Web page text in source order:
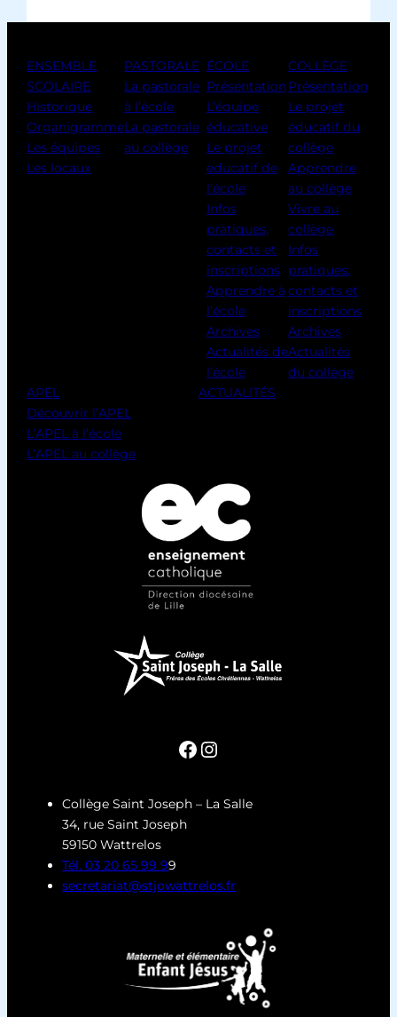
ENSEMBLE
SCOLAIRE
Historique
Organigramme
Les équipes
Les locaux
PASTORALE
La pastorale
à l’école
La pastorale
au collège
ÉCOLE
Présentation
L’équipe
éducative
Le projet
educatif de
l’école
Infos
pratiques,
contacts et
inscriptions
Apprendre à
l’école
Archives
Actualités de
l’école
COLLÈGE
Présentation
Le projet
éducatif du
collège
Apprendre
au collège
Vivre au
collège
Infos
pratiques,
contacts et
inscriptions
Archives
Actualités
du collège
APEL
Découvrir l’APEL
L’APEL à l’école
L’APEL au collège
ACTUALITÉS
Collège Saint Joseph – La Salle
34, rue Saint Joseph
59150 Wattrelos
Tél. 03 20 65 99 99
secretariat@stjowattrelos.fr